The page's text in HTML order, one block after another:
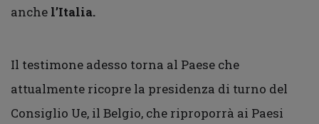
anche l’Italia.
Il testimone adesso torna al Paese che
attualmente ricopre la presidenza di turno del
Consiglio Ue, il Belgio, che riproporrà ai Paesi